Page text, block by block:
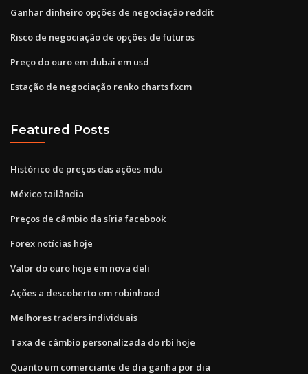
Ganhar dinheiro opções de negociação reddit
Risco de negociação de opções de futuros
Preço do ouro em dubai em usd
Estação de negociação renko charts fxcm
Featured Posts
Histórico de preços das ações mdu
México tailândia
Preços de câmbio da síria facebook
Forex notícias hoje
Valor do ouro hoje em nova deli
Ações a descoberto em robinhood
Melhores traders individuais
Taxa de câmbio personalizada do rbi hoje
Quanto um comerciante de dia ganha por dia